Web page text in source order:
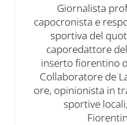
Giornalista
capocronista e
sportiva del
caporedattore
inserto fiorentino
Collaboratore de
ore, opinionista in
sportive